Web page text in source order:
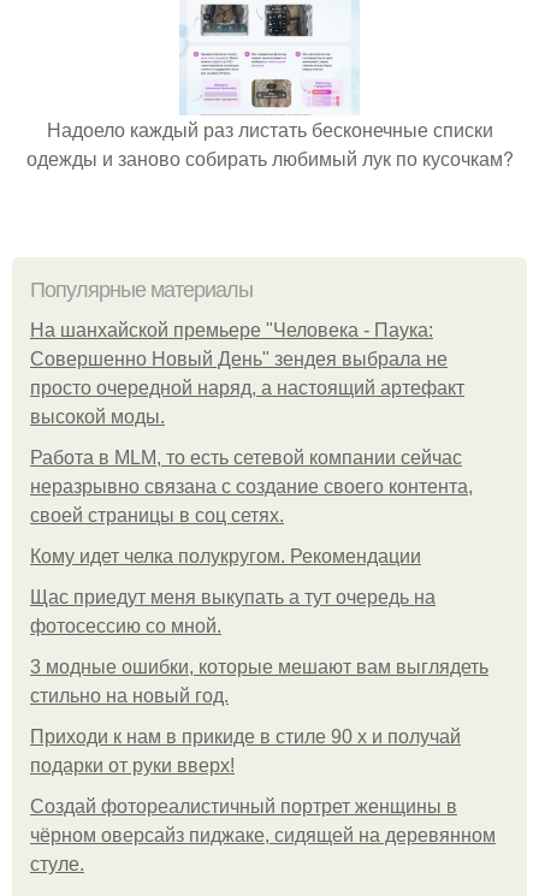
Надоело каждый раз листать бесконечные списки
одежды и заново собирать любимый лук по кусочкам?
Популярные материалы
На шанхайской премьере "Человека - Паука:
Совершенно Новый День" зендея выбрала не
просто очередной наряд, а настоящий артефакт
высокой моды.
Работа в MLM, то есть сетевой компании сейчас
неразрывно связана с создание своего контента,
своей страницы в соц сетях.
Кому идет челка полукругом. Рекомендации
Щас приедут меня выкупать а тут очередь на
фотосессию со мной.
3 модные ошибки, которые мешают вам выглядеть
стильно на новый год.
Приходи к нам в прикиде в стиле 90 х и получай
подарки от руки вверх!
Создай фотореалистичный портрет женщины в
чёрном оверсайз пиджаке, сидящей на деревянном
стуле.